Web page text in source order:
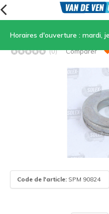
Horaires d'ouverture : mardi, jeudi et vendredi de
24.Rivet épais
(0) Comparer
Code de l'article: SPM 90824